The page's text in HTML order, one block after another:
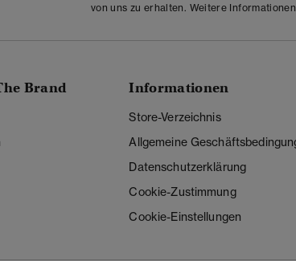
von uns zu erhalten. Weitere
Brand Informationen
Store-Verzeichnis
Allgemeine
Datenschutzerklärung
Cookie-Zustimmung
Cookie-Einstellungen